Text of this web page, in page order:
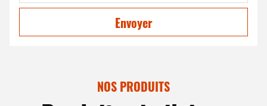
Envoyer
NOS PRODUITS